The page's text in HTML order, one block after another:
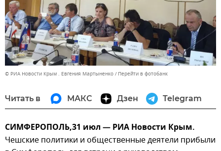
© РИА Новости Крым . Евгения Мартыненко Перейти в фотобанк
Читать в МАКС Дзен Telegram
СИМФЕРОПОЛЬ,31 июл — РИА Новости Крым.
Чешские политики и общественные деятели прибыли